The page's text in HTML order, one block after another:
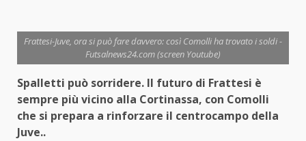
Frattesi-Juve, ora si può fare davvero: così Comolli ha trovato i soldi -
Futsalnews24.com (screen Youtube)
Spalletti può sorridere. Il futuro di Frattesi è
sempre più vicino alla Cortinassa, con Comolli
che si prepara a rinforzare il centrocampo della
Juve..